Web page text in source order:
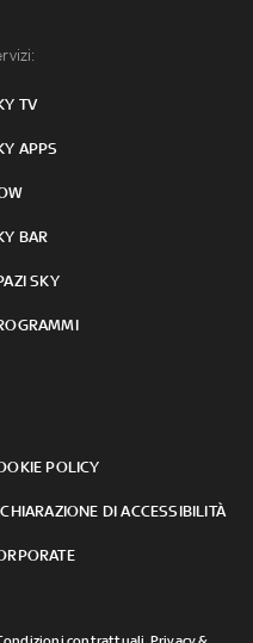
TV
APPS
BAR
SKY
POLICY
DI ACCESSIBILITÀ